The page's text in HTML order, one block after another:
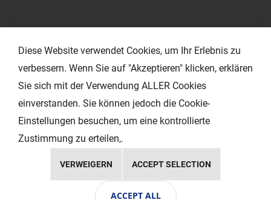
EXTRAS
Copyright © 2024 Ihr Layout - Werbeagentur
Diese Website verwendet Cookies, um Ihr Erlebnis zu
verbessern. Wenn Sie auf "Akzeptieren" klicken, erklären
Sie sich mit der Verwendung ALLER Cookies
einverstanden. Sie können jedoch die Cookie-
Einstellungen besuchen, um eine kontrollierte
Zustimmung zu erteilen,.
VERWEIGERN ACCEPT SELECTION
ACCEPT ALL